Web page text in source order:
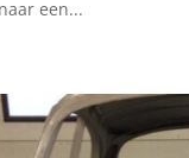
een...